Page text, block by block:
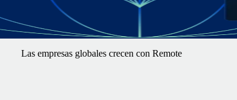
Las empresas globales crecen con Remote